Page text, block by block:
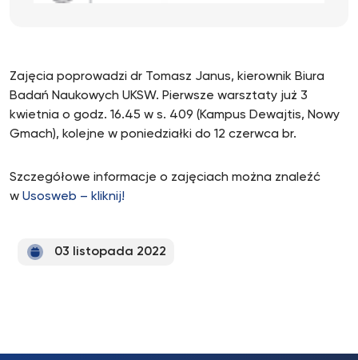
Zajęcia poprowadzi dr Tomasz Janus, kierownik Biura
Badań Naukowych UKSW. Pierwsze warsztaty już 3
kwietnia o godz. 16.45 w s. 409 (Kampus Dewajtis, Nowy
Gmach), kolejne w poniedziałki do 12 czerwca br.
Szczegółowe informacje o zajęciach można znaleźć
w Usosweb – kliknij!
03 listopada 2022